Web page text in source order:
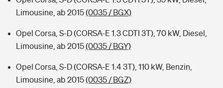
Limousine, ab 2015(0035 / BGX)
Opel Corsa, S-D (CORSA-E 1.3 CDTI 3T), 70 kW, Diesel,
Limousine, ab 2015(0035 / BGY)
Opel Corsa, S-D (CORSA-E 1.4 3T), 110 kW, Benzin,
Limousine, ab 2015(0035 / BGZ)